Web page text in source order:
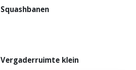
Squashbanen
Vergaderruimte klein